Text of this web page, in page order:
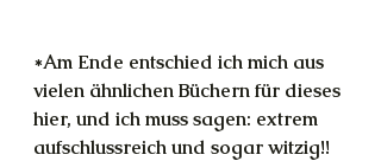
*Am Ende entschied ich mich aus
vielen ähnlichen Büchern für dieses
hier, und ich muss sagen: extrem
aufschlussreich und sogar witzig!!